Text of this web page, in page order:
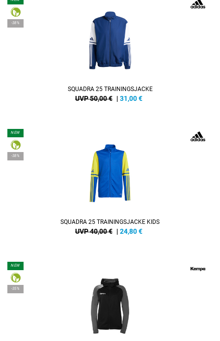
-38%
SQUADRA 25 TRAININGSJACKE
UVP 50,00 € | 31,00€
NEW
-38%
SQUADRA 25 TRAININGSJACKE KIDS
UVP 40,00 € | 24,80€
NEW
-35%